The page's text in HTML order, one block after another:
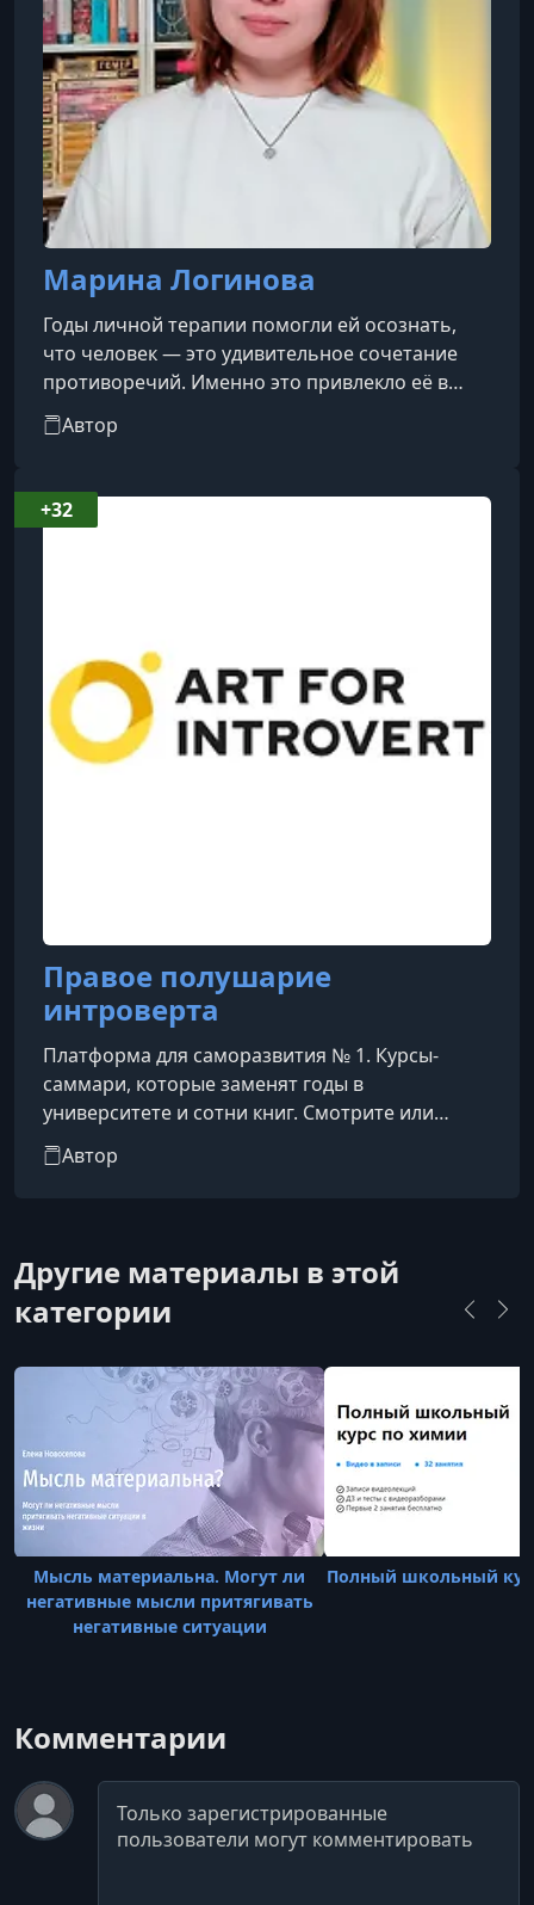
Марина Логинова
Годы личной терапии помогли ей осознать,
что человек — это удивительное сочетание
противоречий. Именно это привлекло её в
профессию. Она специализируется на
социальной и когнитивной психологии,
— помочь избавиться от стигм и ярлыков,
показать, что каждый человек уникален, а
Автор
Правое полушарие
интроверта
Платформа для саморазвития № 1. Курсы-
саммари, которые заменят годы в
университете и сотни книг. Смотрите или
слушайте фоном. Времени на чтение и
саморазвитие постоянно не хватает. Мы
минутные лекции, чтобы вы узнавали новое о
себе и мире, не жертвуя свободным временем.
Автор
+32
Другие материалы в этой
категории
Мысль материальна. Могут ли
негативные мысли притягивать
негативные ситуации
Полный школьный
Комментарии
Комментарий